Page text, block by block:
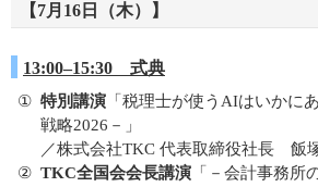
【7月16日（木）】
13:00–15:30 式典
特別講演「税理士が使うAIはいかに
戦略2026－」
／株式会社TKC 代表取締役社長 飯
TKC全国会会長講演「－会計事務所